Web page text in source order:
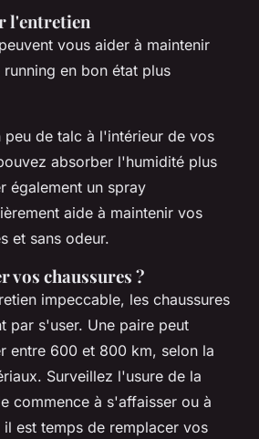
l'entretien
vous aider à maintenir
en bon état plus
peu de talc à l'intérieur de vos
absorber l'humidité plus
également un spray
aide à maintenir vos
et sans odeur.
vos chaussures ?
impeccable, les chaussures
par s'user. Une paire peut
entre 600 et 800 km, selon la
Surveillez l'usure de la
commence à s'affaisser ou à
est temps de remplacer vos